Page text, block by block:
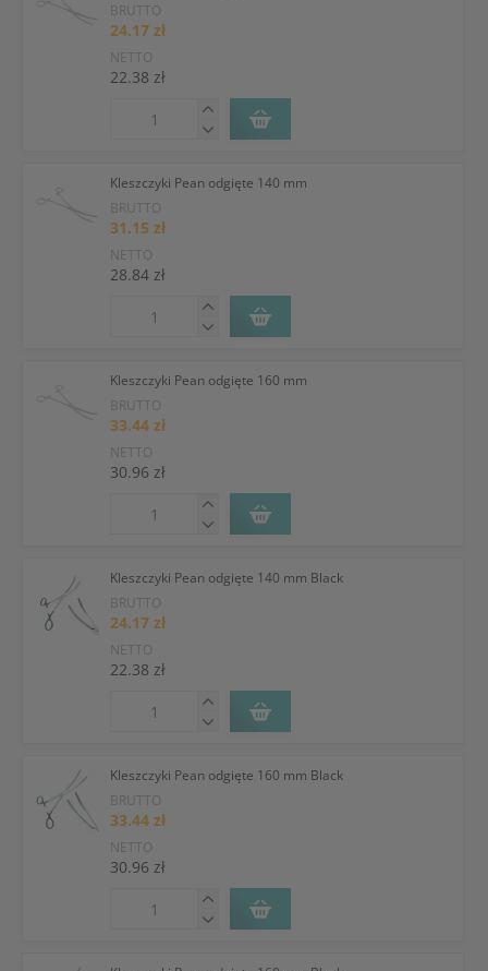
BRUTTO
24.17 zł
NETTO
22.38 zł
Kleszczyki Pean odgięte 140 mm
BRUTTO
31.15 zł
NETTO
28.84 zł
Kleszczyki Pean odgięte 160 mm
BRUTTO
33.44 zł
NETTO
30.96 zł
Kleszczyki Pean odgięte 140 mm Black
BRUTTO
24.17 zł
NETTO
22.38 zł
Kleszczyki Pean odgięte 160 mm Black
BRUTTO
33.44 zł
NETTO
30.96 zł